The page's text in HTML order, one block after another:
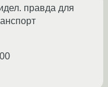
правда для